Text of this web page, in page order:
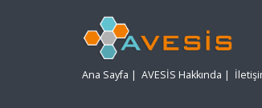
Ana Sayfa | AVESİS Hakkında |